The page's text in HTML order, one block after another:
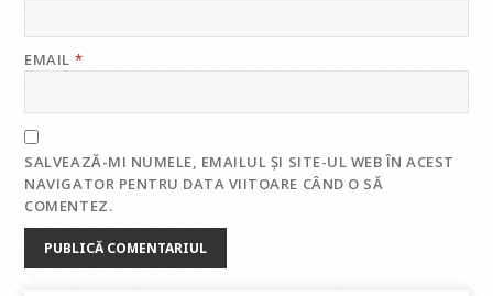
EMAIL *
SALVEAZĂ-MI NUMELE, EMAILUL ȘI SITE-UL WEB ÎN ACEST
NAVIGATOR PENTRU DATA VIITOARE CÂND O SĂ
COMENTEZ.